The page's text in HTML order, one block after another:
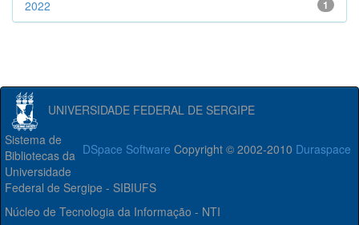
1
2022
UNIVERSIDADE FEDERAL DE SERGIPE
DSpace Software Copyright © 2002-2010 Duraspace
Sistema de
Bibliotecas da
Universidade
Federal de Sergipe - SIBIUFS
Núcleo de Tecnologia da Informação - NTI